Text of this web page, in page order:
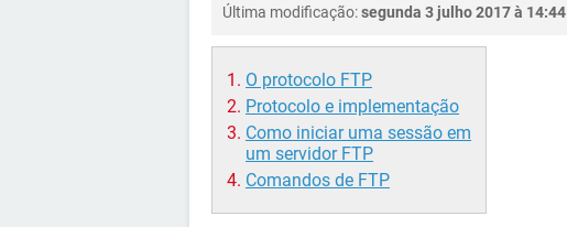
Última modificação:segunda 3 julho 2017 à 14:44
O protocolo FTP
Protocolo e implementação
Como iniciar uma sessão em
um servidor FTP
Comandos de FTP